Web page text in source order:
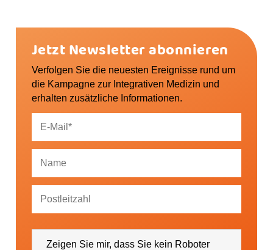
Jetzt Newsletter abonnieren
Verfolgen Sie die neuesten Ereignisse rund um
die Kampagne zur Integrativen Medizin und
erhalten zusätzliche Informationen.
Veranstaltungen sowie regionale Ereignisse (falls
Zeigen Sie mir, dass Sie kein Roboter